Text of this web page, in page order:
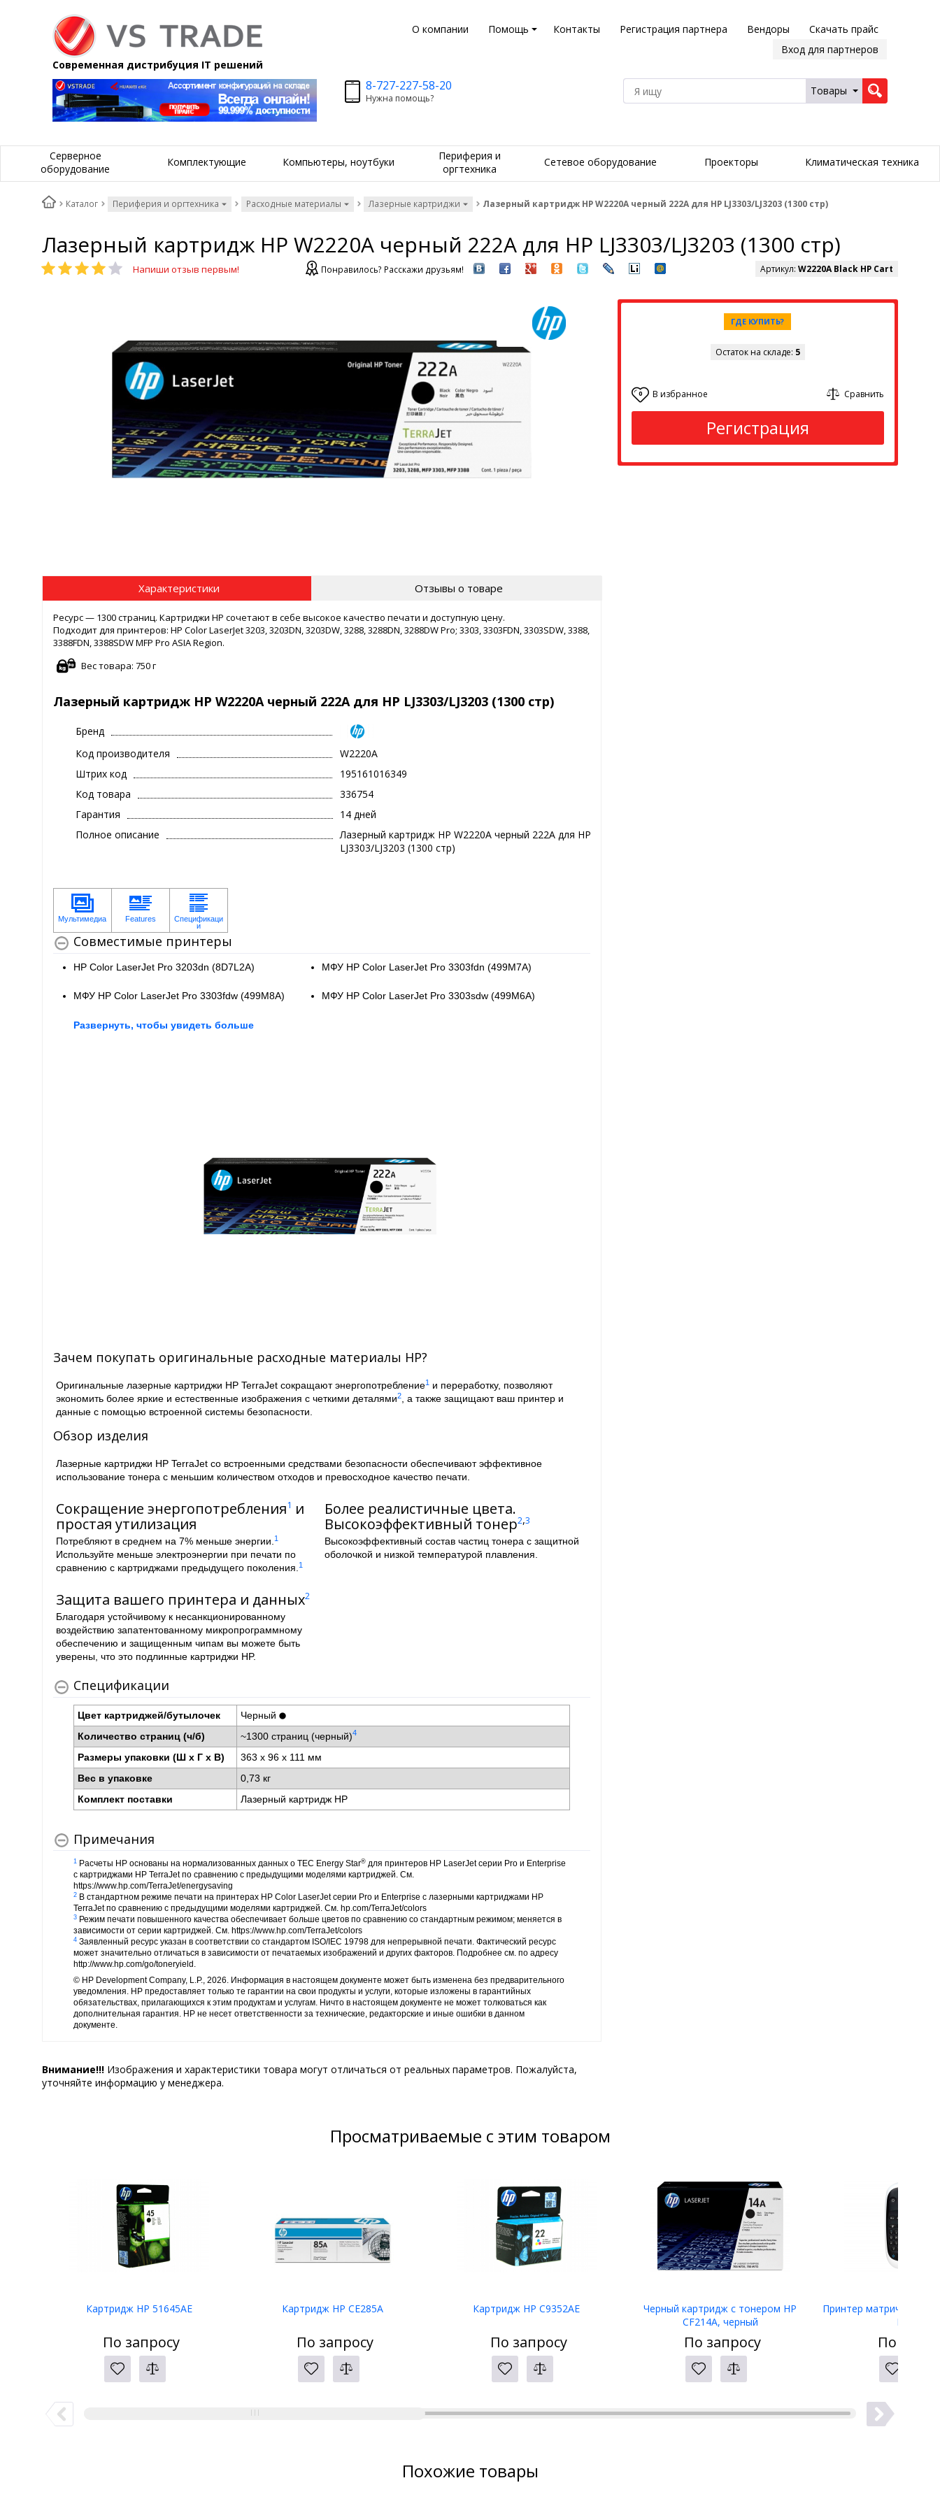
О компании Помощь Контакты Регистрация партнера Вендоры
Скачать прайс
Вход для партнеров
Современная дистрибуция IT решений
8-727-227-58-20
Нужна помощь?
Товары
Серверное
оборудование
Комплектующие Компьютеры, ноутбуки
Периферия и
оргтехника
Сетевое оборудование Проекторы Климатическая техника
Каталог Периферия и оргтехника Расходные материалы Лазерные картриджи Лазерный картридж HP W2220A черный 222A для HP LJ3303/LJ3203 (1300 стр)
Лазерный картридж HP W2220A черный 222A для HP LJ3303/LJ3203 (1300 стр)
Напиши отзыв первым! Понравилось? Расскажи друзьям! Артикул: W2220A Black HP Cart
ГДЕ КУПИТЬ?
Остаток на складе: 5
0 В избранное Сравнить
Регистрация
Характеристики Отзывы о товаре
Ресурс — 1300 страниц. Картриджи HP сочетают в себе высокое качество печати и доступную цену.
Подходит для принтеров: HP Color LaserJet 3203, 3203DN, 3203DW, 3288, 3288DN, 3288DW Pro; 3303, 3303FDN, 3303SDW, 3388,
3388FDN, 3388SDW MFP Pro ASIA Region.
Вес товара: 750 г
Лазерный картридж HP W2220A черный 222A для HP LJ3303/LJ3203 (1300 стр)
Бренд
Код производителя
W2220A
Штрих код
195161016349
Код товара
336754
Гарантия
14 дней
Полное описание
Лазерный картридж HP W2220A черный 222A для HP
LJ3303/LJ3203 (1300 стр)
Совместимые принтеры
HP Color LaserJet Pro 3203dn (8D7L2A) МФУ HP Color LaserJet Pro 3303fdn (499M7A)
МФУ HP Color LaserJet Pro 3303fdw (499M8A) МФУ HP Color LaserJet Pro 3303sdw (499M6A)
Развернуть, чтобы увидеть больше
Зачем покупать оригинальные расходные материалы HP?
Оригинальные лазерные картриджи HP TerraJet сокращают энергопотребление1 и переработку, позволяют
экономить более яркие и естественные изображения с четкими деталями2
, а также защищают ваш принтер и
данные с помощью встроенной системы безопасности.
Обзор изделия
Лазерные картриджи HP TerraJet со встроенными средствами безопасности обеспечивают эффективное
использование тонера с меньшим количеством отходов и превосходное качество печати.
Сокращение энергопотребления1 и
простая утилизация
Потребляют в среднем на 7% меньше энергии.1
Используйте меньше электроэнергии при печати по
сравнению с картриджами предыдущего поколения.1
Более реалистичные цвета.
Высокоэффективный тонер2,3
Высокоэффективный состав частиц тонера с защитной
оболочкой и низкой температурой плавления.
Защита вашего принтера и данных2
Благодаря устойчивому к несанкционированному
воздействию запатентованному микропрограммному
обеспечению и защищенным чипам вы можете быть
уверены, что это подлинные картриджи HP.
Спецификации
Цвет картриджей/бутылочек
Черный
Количество страниц (ч/б)
~1300 страниц (черный)4
Размеры упаковки (Ш x Г x В)
363 x 96 x 111 мм
Вес в упаковке
0,73 кг
Комплект поставки
Лазерный картридж HP
Примечания
1 Расчеты HP основаны на нормализованных данных о TEC Energy Star® для принтеров HP LaserJet серии Pro и Enterprise
с картриджами HP TerraJet по сравнению с предыдущими моделями картриджей. См.
https://www.hp.com/TerraJet/energysaving
2 В стандартном режиме печати на принтерах HP Color LaserJet серии Pro и Enterprise с лазерными картриджами HP
TerraJet по сравнению с предыдущими моделями картриджей. См. hp.com/TerraJet/colors
3 Режим печати повышенного качества обеспечивает больше цветов по сравнению со стандартным режимом; меняется в
зависимости от серии картриджей. См. https://www.hp.com/TerraJet/colors
4 Заявленный ресурс указан в соответствии со стандартом ISO/IEC 19798 для непрерывной печати. Фактический ресурс
может значительно отличаться в зависимости от печатаемых изображений и других факторов. Подробнее см. по адресу
http://www.hp.com/go/toneryield.
© HP Development Company, L.P., 2026. Информация в настоящем документе может быть изменена без предварительного
уведомления. HP предоставляет только те гарантии на свои продукты и услуги, которые изложены в гарантийных
обязательствах, прилагающихся к этим продуктам и услугам. Ничто в настоящем документе не может толковаться как
дополнительная гарантия. HP не несет ответственности за технические, редакторские и иные ошибки в данном
документе.
Внимание!!! Изображения и характеристики товара могут отличаться от реальных параметров. Пожалуйста,
уточняйте информацию у менеджера.
Просматриваемые с этим товаром
Картридж HP 51645AE
По запросу
Картридж HP CE285A
По запросу
Картридж HP C9352AE
По запросу
Черный картридж с тонером HP
CF214A, черный
По запросу
Принтер матричный
LW-400
По
Похожие товары